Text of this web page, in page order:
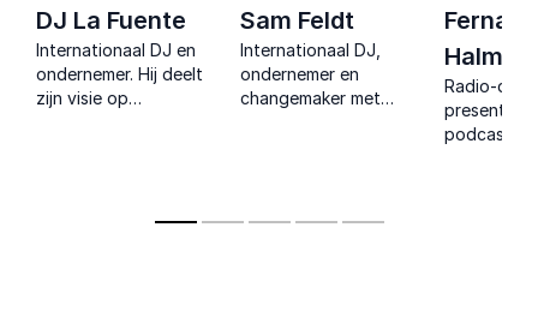
DJ La Fuente
Internationaal DJ en
ondernemer. Hij deelt
zijn visie op
Sam Feldt
Internationaal DJ,
ondernemer en
changemaker met
tot impact en groei.
Halman
Radio-dj,